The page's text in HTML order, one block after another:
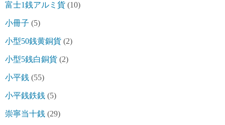
富士1銭アルミ貨 (10)
小冊子 (5)
小型50銭黄銅貨 (2)
小型5銭白銅貨 (2)
小平銭 (55)
小平銭鉄銭 (5)
崇寧当十銭 (29)